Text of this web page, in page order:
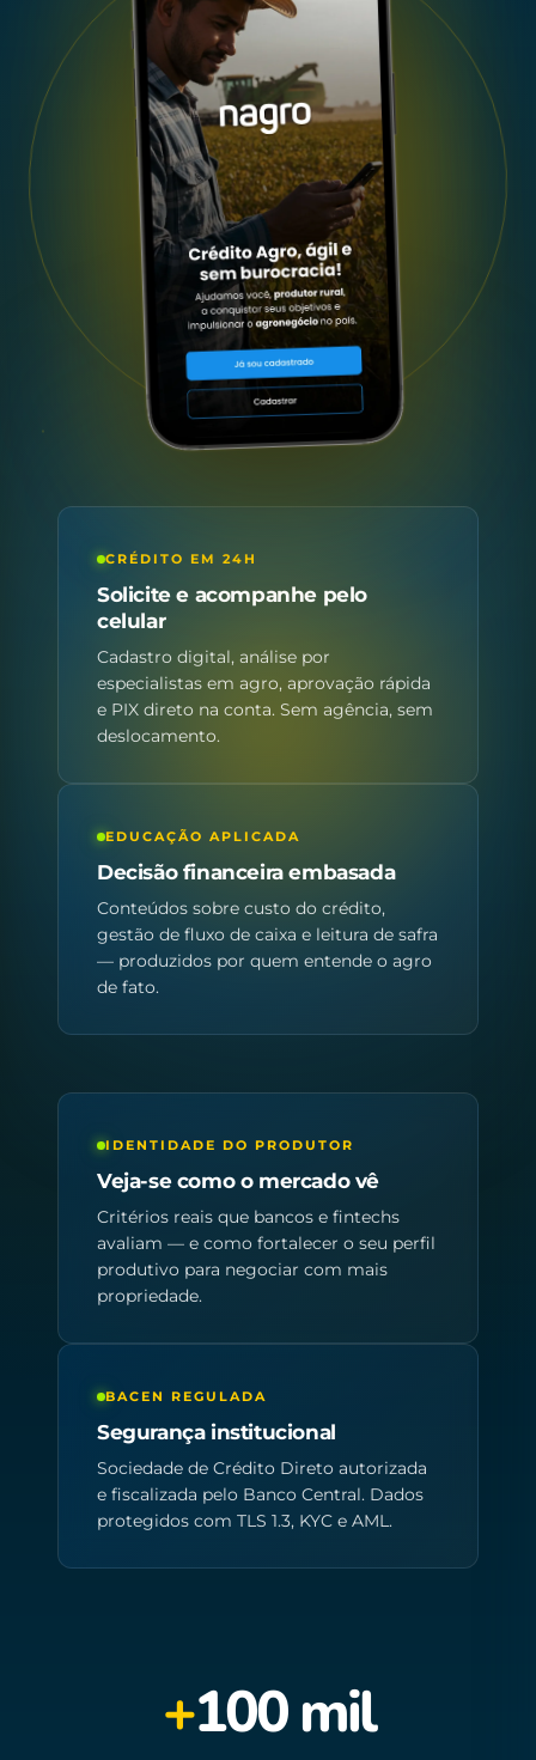
CRÉDITO EM 24H
Solicite e acompanhe pelo
celular
Cadastro digital, análise por
especialistas em agro, aprovação rápida
e PIX direto na conta. Sem agência, sem
deslocamento.
EDUCAÇÃO APLICADA
Decisão financeira embasada
Conteúdos sobre custo do crédito,
gestão de fluxo de caixa e leitura de safra
— produzidos por quem entende o agro
de fato.
IDENTIDADE DO PRODUTOR
Veja-se como o mercado vê
Critérios reais que bancos e fintechs
avaliam — e como fortalecer o seu perfil
produtivo para negociar com mais
propriedade.
BACEN REGULADA
Segurança institucional
Sociedade de Crédito Direto autorizada
e fiscalizada pelo Banco Central. Dados
protegidos com TLS 1.3, KYC e AML.
+100 mil